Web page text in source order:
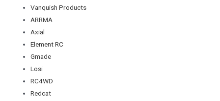
Vanquish Products
ARRMA
Axial
Element RC
Gmade
Losi
RC4WD
Redcat